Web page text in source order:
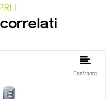
I
Confronta